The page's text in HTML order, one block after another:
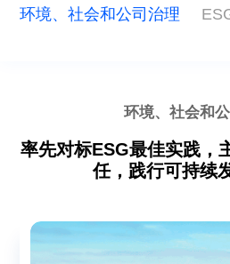
环境、社会和公司治理
环境、社会和
率先对标ESG最佳实践，
任，践行可持续